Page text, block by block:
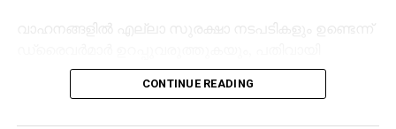
വാഹനങ്ങളില്‍ എല്ലാ സുരക്ഷാ നടപടികളും ഉണ്ടെന്ന്
പരിശോധനകള്‍ നടത്തുകയും, വാഹനമോടിക്കുമ്പോള്‍
ഗതാഗത നിയമങ്ങളും ചട്ടങ്ങളും പാലിക്കുകയും
CONTINUE READING